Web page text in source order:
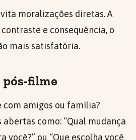
moralizações diretas. A
e consequência, o
mais satisfatória.
pós-filme
amigos ou família?
como: “Qual mudança
você?” ou “Que escolha você